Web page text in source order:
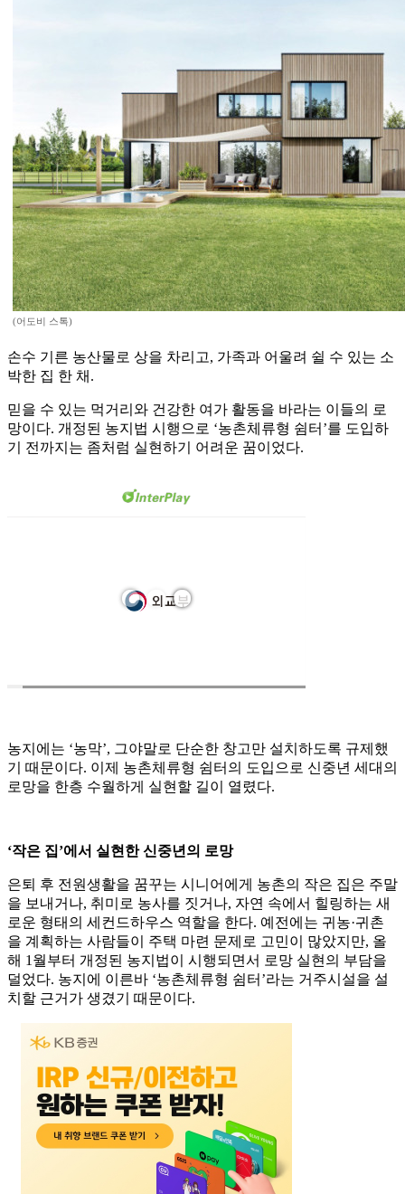
(어도비 스톡)
손수 기른 농산물로 상을 차리고, 가족과 어울려 쉴 수 있는 소
박한 집 한 채.
믿을 수 있는 먹거리와 건강한 여가 활동을 바라는 이들의 로
망이다. 개정된 농지법 시행으로 ‘농촌체류형 쉼터’를 도입하
기 전까지는 좀처럼 실현하기 어려운 꿈이었다.
농지에는 ‘농막’, 그야말로 단순한 창고만 설치하도록 규제했
기 때문이다. 이제 농촌체류형 쉼터의 도입으로 신중년 세대의
로망을 한층 수월하게 실현할 길이 열렸다.
‘작은 집’에서 실현한 신중년의 로망
은퇴 후 전원생활을 꿈꾸는 시니어에게 농촌의 작은 집은 주말
을 보내거나, 취미로 농사를 짓거나, 자연 속에서 힐링하는 새
로운 형태의 세컨드하우스 역할을 한다. 예전에는 귀농·귀촌
을 계획하는 사람들이 주택 마련 문제로 고민이 많았지만, 올
해 1월부터 개정된 농지법이 시행되면서 로망 실현의 부담을
덜었다. 농지에 이른바 ‘농촌체류형 쉼터’라는 거주시설을 설
치할 근거가 생겼기 때문이다.